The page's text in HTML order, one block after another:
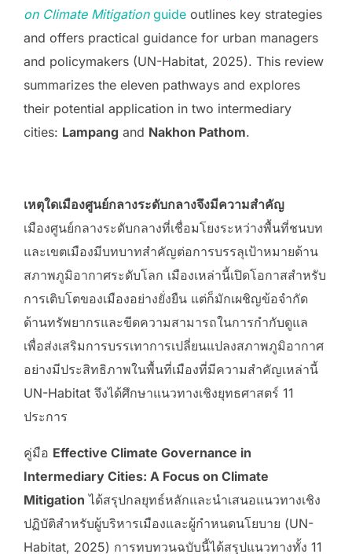
on Climate Mitigationguide outlines key strategies
and offers practical guidance for urban managers
and policymakers (UN-Habitat, 2025). This review
summarizes the eleven pathways and explores
their potential application in two intermediary
cities: Lampang and Nakhon Pathom.
เหตุใดเมืองศูนย์กลางระดับกลางจึงมีความสำคัญ
เมืองศูนย์กลางระดับกลางที่เชื่อมโยงระหว่างพื้นที่ชนบท
และเขตเมืองมีบทบาทสำคัญต่อการบรรลุเป้าหมายด้าน
สภาพภูมิอากาศระดับโลก เมืองเหล่านี้เปิดโอกาสสำหรับ
การเติบโตของเมืองอย่างยั่งยืน แต่ก็มักเผชิญข้อจำกัด
ด้านทรัพยากรและขีดความสามารถในการกำกับดูแล
เพื่อส่งเสริมการบรรเทาการเปลี่ยนแปลงสภาพภูมิอากาศ
อย่างมีประสิทธิภาพในพื้นที่เมืองที่มีความสำคัญเหล่านี้
UN-Habitat จึงได้ศึกษาแนวทางเชิงยุทธศาสตร์ 11
ประการ
คู่มือ Effective Climate Governance in
Intermediary Cities: A Focus on Climate
Mitigation ได้สรุปกลยุทธ์หลักและนำเสนอแนวทางเชิง
ปฏิบัติสำหรับผู้บริหารเมืองและผู้กำหนดนโยบาย (UN-
Habitat, 2025) การทบทวนฉบับนี้ได้สรุปแนวทางทั้ง 11